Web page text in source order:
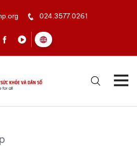
024.3577.0261